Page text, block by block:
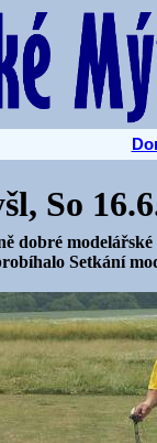
So
dobré modelářské
Setkání